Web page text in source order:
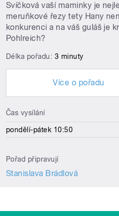
Svíčková vaší maminky je
meruňkové řezy tety Hany
konkurenci a na váš guláš je
Pohlreich?
Délka pořadu: 3 minuty
Více o pořadu
Čas vysílání
pondělí-pátek 10:50
Pořad připravují
Stanislava Brádlová